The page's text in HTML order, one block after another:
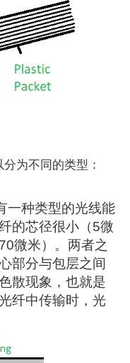
为不同的类型：
一种类型的光线能
的芯径很小（5微
微米）。两者之
部分与包层之间
散现象，也就是
纤中传输时，光